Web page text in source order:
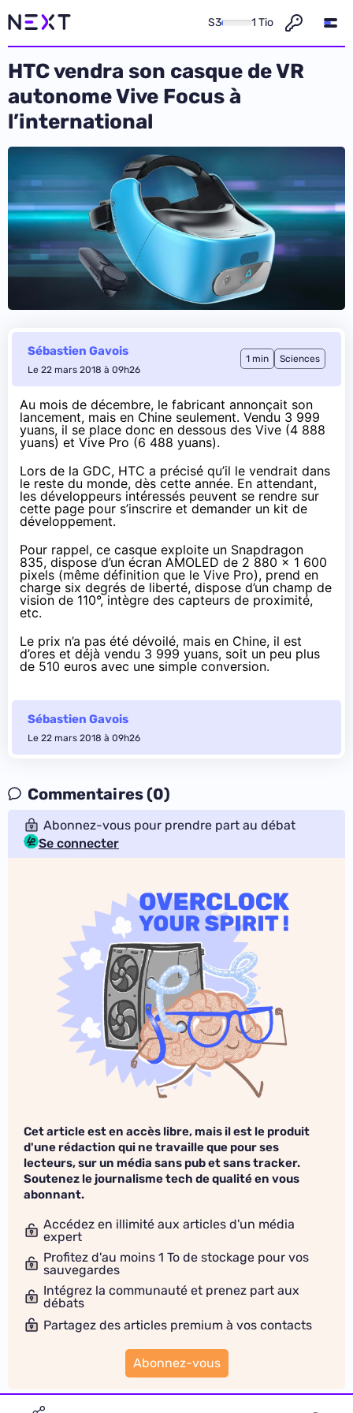
S3 1 Tio
HTC vendra son casque de VR
autonome Vive Focus à
l’international
Sébastien Gavois
Le 22 mars 2018 à 09h26
1 min Sciences
Au mois de décembre, le fabricant annonçait son
lancement, mais en Chine seulement. Vendu 3 999
yuans, il se place donc en dessous des Vive (4 888
yuans) et Vive Pro (6 488 yuans).
Lors de la GDC, HTC a précisé qu’il le vendrait dans
le reste du monde, dès cette année. En attendant,
les développeurs intéressés peuvent se rendre sur
cette page pour s’inscrire et demander un kit de
développement.
Pour rappel, ce casque exploite un Snapdragon
835, dispose d’un écran AMOLED de 2 880 x 1 600
pixels (même définition que le Vive Pro), prend en
charge six degrés de liberté, dispose d’un champ de
vision de 110°, intègre des capteurs de proximité,
etc.
Le prix n’a pas été dévoilé, mais en Chine, il est
d’ores et déjà vendu 3 999 yuans, soit un peu plus
de 510 euros avec une simple conversion.
Sébastien Gavois
Le 22 mars 2018 à 09h26
Commentaires (0)
Abonnez-vous pour prendre part au débat
Se connecter
Cet article est en accès libre, mais il est le produit
d'une rédaction qui ne travaille que pour ses
lecteurs, sur un média sans pub et sans tracker.
Soutenez le journalisme tech de qualité en vous
abonnant.
Accédez en illimité aux articles d'un média
expert
Profitez d'au moins 1 To de stockage pour vos
sauvegardes
Intégrez la communauté et prenez part aux
débats
Partagez des articles premium à vos contacts
Abonnez-vous